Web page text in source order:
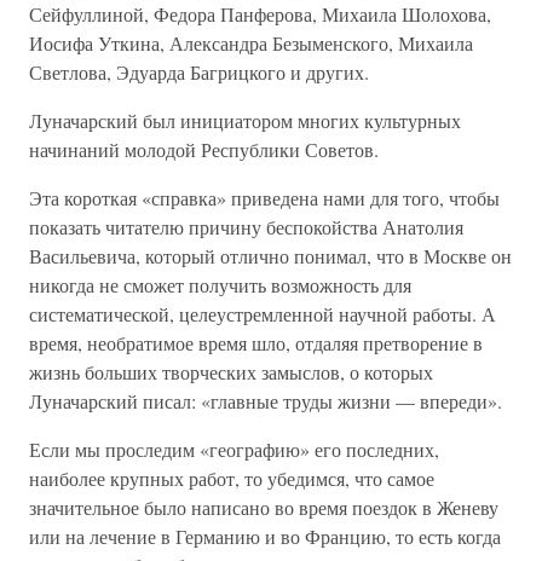
Сейфуллиной, Федора Панферова, Михаила Шолохова,
Иосифа Уткина, Александра Безыменского, Михаила
Светлова, Эдуарда Багрицкого и других.
Луначарский был инициатором многих культурных
начинаний молодой Республики Советов.
Эта короткая «справка» приведена нами для того, чтобы
показать читателю причину беспокойства Анатолия
Васильевича, который отлично понимал, что в Москве он
никогда не сможет получить возможность для
систематической, целеустремленной научной работы. А
время, необратимое время шло, отдаляя претворение в
жизнь больших творческих замыслов, о которых
Луначарский писал: «главные труды жизни — впереди».
Если мы проследим «географию» его последних,
наиболее крупных работ, то убедимся, что самое
значительное было написано во время поездок в Женеву
или на лечение в Германию и во Францию, то есть когда